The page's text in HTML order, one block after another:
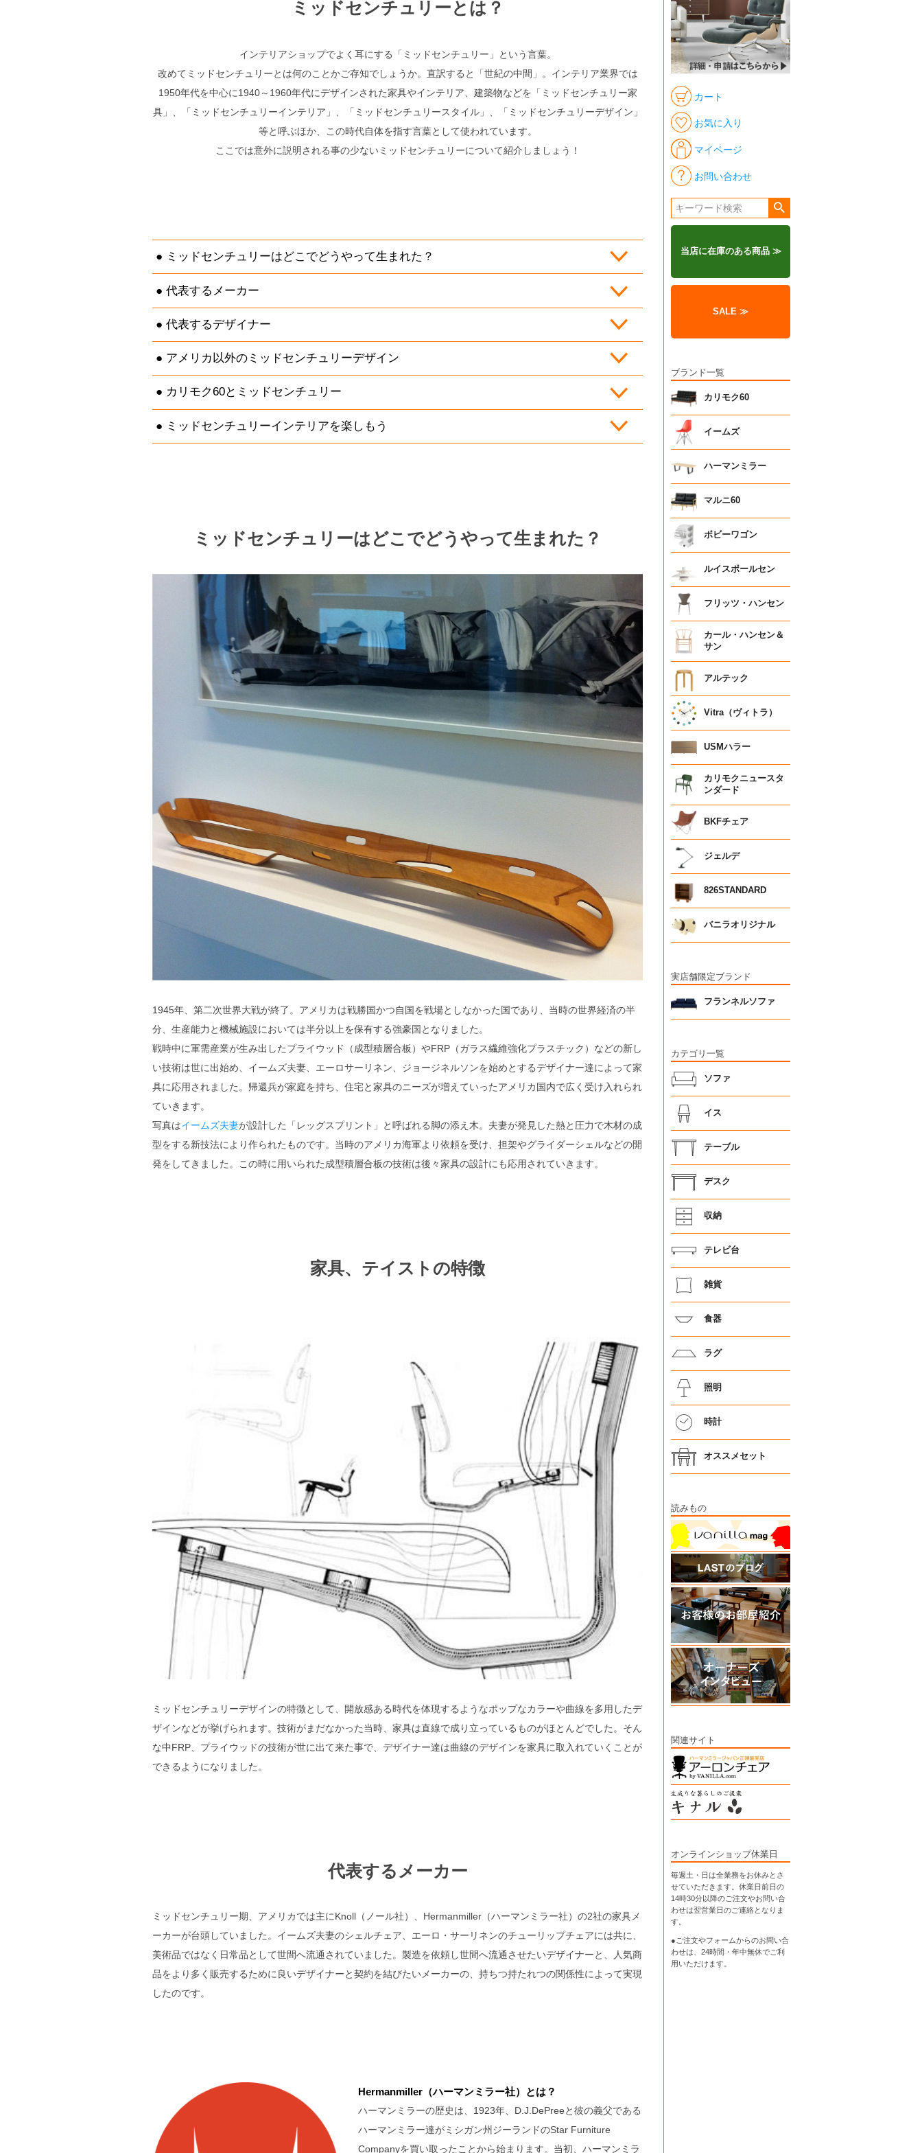
ミッドセンチュリーとは？
インテリアショップでよく耳にする「ミッドセンチュリー」という言葉。
改めてミッドセンチュリーとは何のことかご存知でしょうか。直訳すると「世紀の中間」。インテリア業界では
1950年代を中心に1940～1960年代にデザインされた家具やインテリア、建築物などを「ミッドセンチュリー家
具」、「ミッドセンチュリーインテリア」、「ミッドセンチュリースタイル」、「ミッドセンチュリーデザイン」
等と呼ぶほか、この時代自体を指す言葉として使われています。
ここでは意外に説明される事の少ないミッドセンチュリーについて紹介しましょう！
ミッドセンチュリーはどこでどうやって生まれた？
代表するメーカー
代表するデザイナー
アメリカ以外のミッドセンチュリーデザイン
カリモク60とミッドセンチュリー
ミッドセンチュリーインテリアを楽しもう
ミッドセンチュリーはどこでどうやって生まれた？
1945年、第二次世界大戦が終了。アメリカは戦勝国かつ自国を戦場としなかった国であり、当時の世界経済の半
分、生産能力と機械施設においては半分以上を保有する強豪国となりました。
戦時中に軍需産業が生み出したプライウッド（成型積層合板）やFRP（ガラス繊維強化プラスチック）などの新し
い技術は世に出始め、イームズ夫妻、エーロサーリネン、ジョージネルソンを始めとするデザイナー達によって家
具に応用されました。帰還兵が家庭を持ち、住宅と家具のニーズが増えていったアメリカ国内で広く受け入れられ
ていきます。
写真はイームズ夫妻が設計した「レッグスプリント」と呼ばれる脚の添え木。夫妻が発見した熱と圧力で木材の成
型をする新技法により作られたものです。当時のアメリカ海軍より依頼を受け、担架やグライダーシェルなどの開
発をしてきました。この時に用いられた成型積層合板の技術は後々家具の設計にも応用されていきます。
家具、テイストの特徴
ミッドセンチュリーデザインの特徴として、開放感ある時代を体現するようなポップなカラーや曲線を多用したデ
ザインなどが挙げられます。技術がまだなかった当時、家具は直線で成り立っているものがほとんどでした。そん
な中FRP、プライウッドの技術が世に出て来た事で、デザイナー達は曲線のデザインを家具に取入れていくことが
できるようになりました。
代表するメーカー
ミッドセンチュリー期、アメリカでは主にKnoll（ノール社）、Hermanmiller（ハーマンミラー社）の2社の家具メ
ーカーが台頭していました。イームズ夫妻のシェルチェア、エーロ・サーリネンのチューリップチェアには共に、
美術品ではなく日常品として世間へ流通されていました。製造を依頼し世間へ流通させたいデザイナーと、人気商
品をより多く販売するために良いデザイナーと契約を結びたいメーカーの、持ちつ持たれつの関係性によって実現
したのです。
Hermanmiller（ハーマンミラー社）とは？
ハーマンミラーの歴史は、1923年、D.J.DePreeと彼の義父である
ハーマンミラー達がミシガン州ジーランドのStar Furniture
Companyを買い取ったことから始まります。当初、ハーマンミラ
カート
お気に入り
マイページ
お問い合わせ
当店に在庫のある商品 ≫
SALE ≫
ブランド一覧
カリモク60
イームズ
ハーマンミラー
マルニ60
ボビーワゴン
ルイスポールセン
フリッツ・ハンセン
カール・ハンセン＆
サン
アルテック
Vitra（ヴィトラ）
USMハラー
カリモクニュースタ
ンダード
BKFチェア
ジェルデ
826STANDARD
バニラオリジナル
実店舗限定ブランド
フランネルソファ
カテゴリ一覧
ソファ
イス
テーブル
デスク
収納
テレビ台
雑貨
食器
ラグ
照明
時計
オススメセット
読みもの
関連サイト
オンラインショップ休業日
毎週土・日は全業務をお休みとさ
せていただきます。休業日前日の
14時30分以降のご注文やお問い合
わせは翌営業日のご連絡となりま
す。
●ご注文やフォームからのお問い合
わせは、 24時間・年中無休でご利
用いただけます。